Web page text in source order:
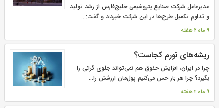
مدیرعامل شرکت صنایع پتروشیمی خلیج‌فارس از رشد تولید
و تداوم تکمیل طرح‌ها در این شرکت خبرداد و گفت:...
9 ماه 2 هفته
ریشه‌های تورم کجاست؟
چرا در ایران، افزایش حقوق هم نمی‌تواند جلوی گرانی را
بگیرد؟ چرا هر بار حس می‌کنیم پول‌مان ارزشش را...
9 ماه 2 هفته